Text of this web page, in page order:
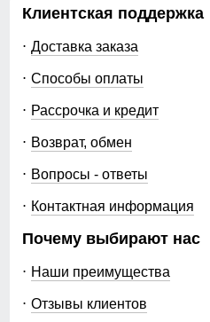
Клиентская поддержка
Доставка заказа
Способы оплаты
Рассрочка и кредит
Возврат, обмен
Вопросы - ответы
Контактная информация
Почему выбирают нас
Наши преимущества
Отзывы клиентов